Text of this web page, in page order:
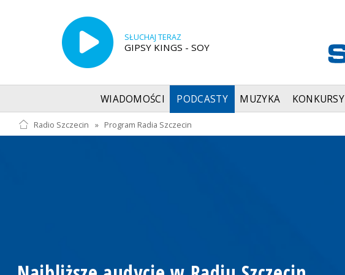
SŁUCHAJ TERAZ
GIPSY KINGS - SOY
WIADOMOŚCI PODCASTY MUZYKA KONKURSY
Radio Szczecin » Program Radia Szczecin